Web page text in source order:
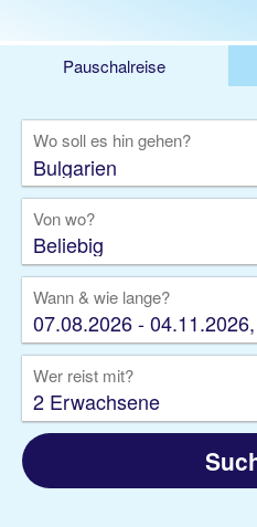
Pauschalreise
Rundreise
Kreuzfahrt
Gruppenreise
Camper
Wo soll es hin gehen?
Von wo?
Beliebig
Wann & wie lange?
07.08.2026 -
Wer reist mit?
2 Erwachsene